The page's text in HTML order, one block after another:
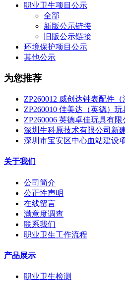
职业卫生项目公示
全部
新版公示链接
旧版公示链接
环境保护项目公示
其他公示
为您推荐
ZP260012 威创达钟表配件
ZP260010 佳美达（英德）
ZP260006 英德卓佳玩具有
深圳生科原技术有限公司新
深圳市宝安区中心血站建设
关于我们
公司简介
公正性声明
在线留言
满意度调查
联系我们
职业卫生工作流程
产品展示
职业卫生检测